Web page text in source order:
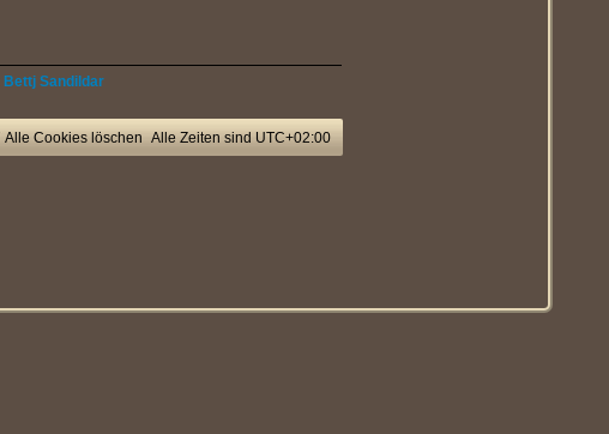
Bettj Sandildar
Alle Zeiten sind UTC+02:00
Alle Cookies löschen